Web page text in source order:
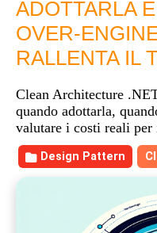
ADOTTARLA
OVER-
RALLENTA IL
Clean Architecture
quando adottarla,
valutare i costi reali per
Design Pattern